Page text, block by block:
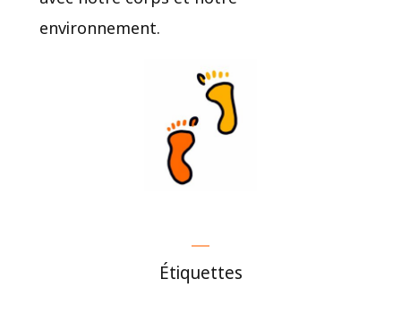
environnement.
Étiquettes